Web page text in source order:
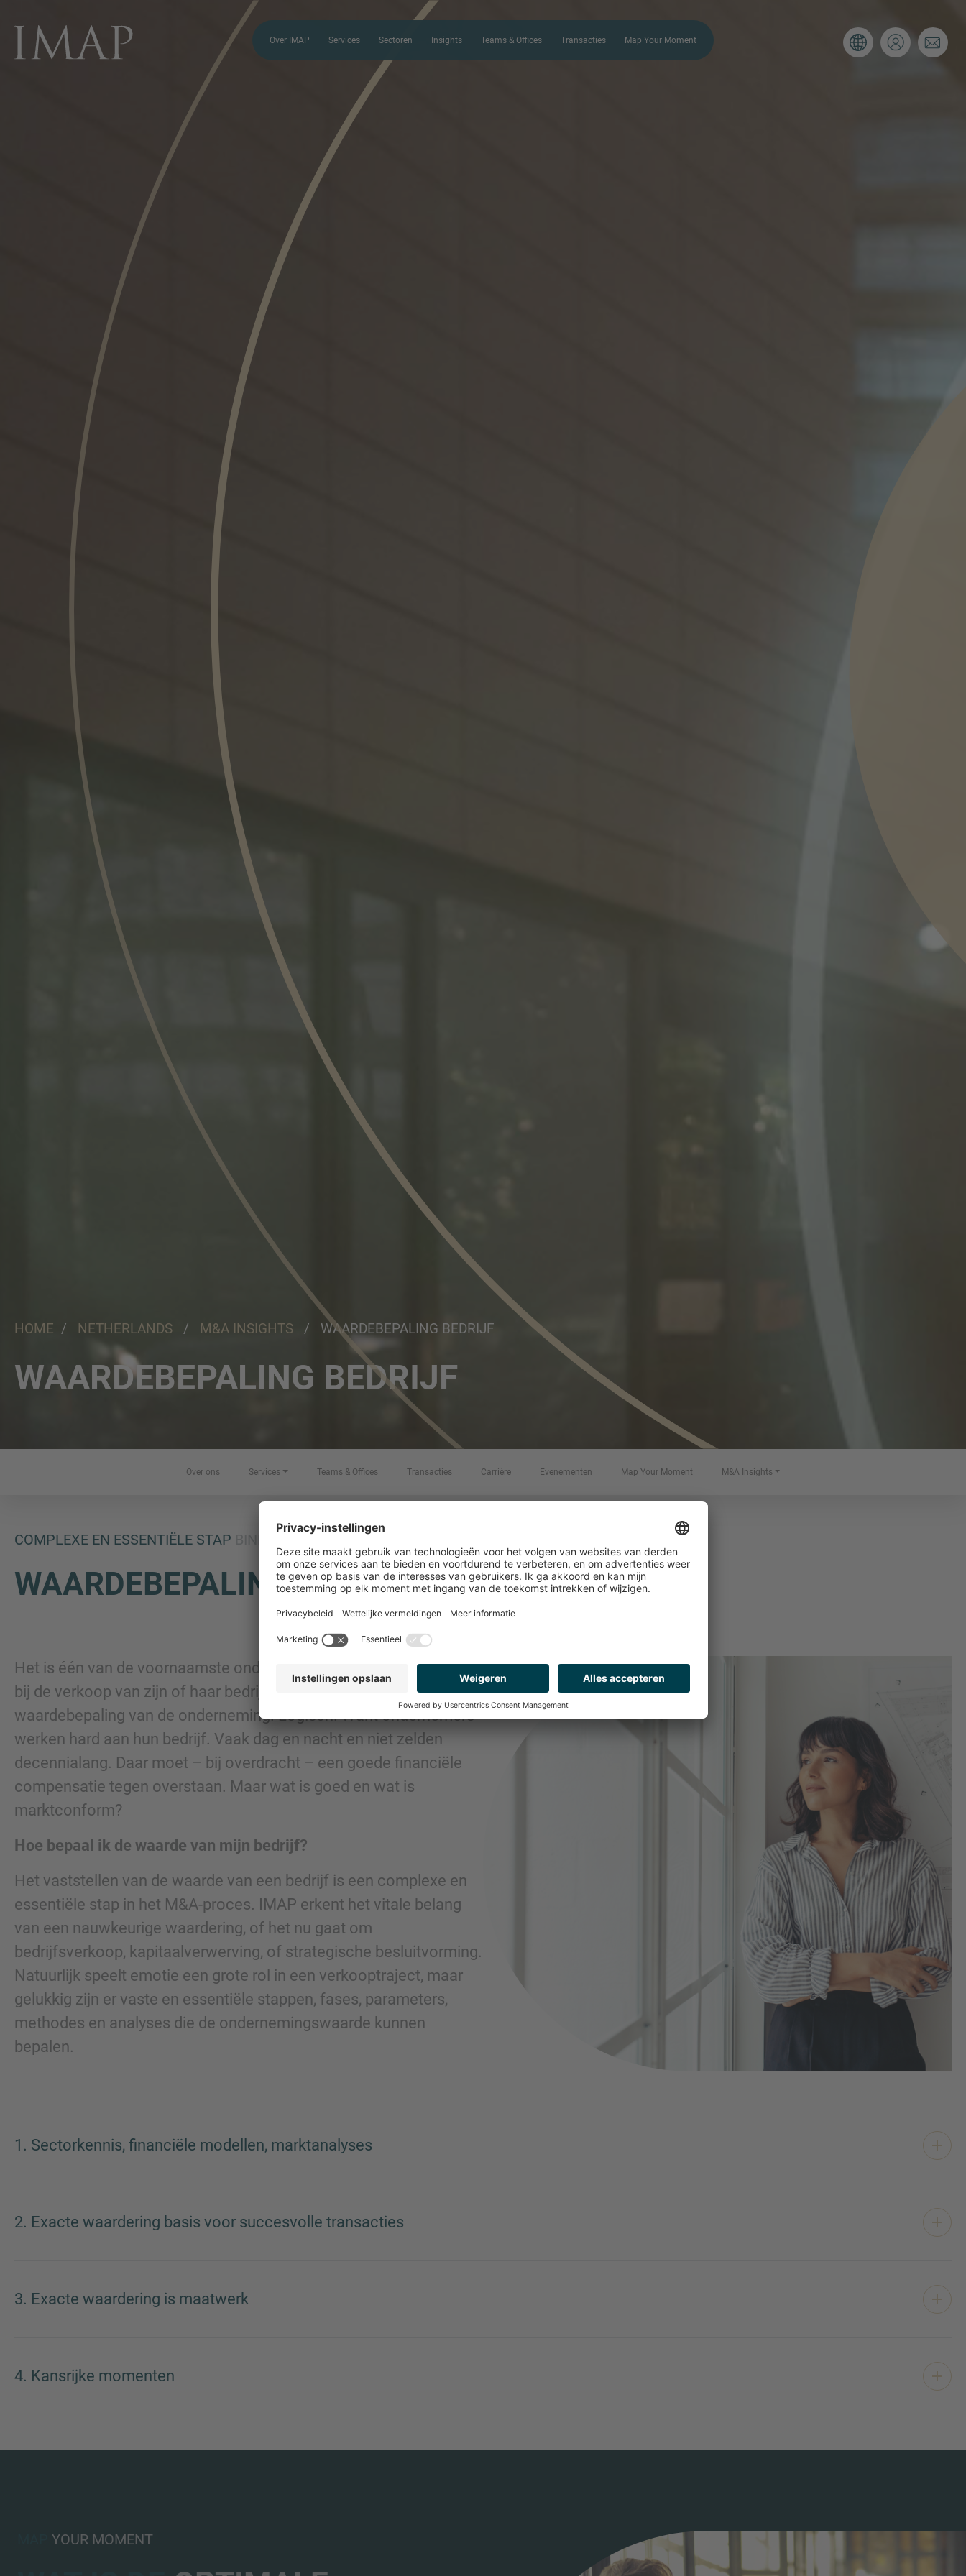
Over IMAP Services Sectoren Insights Teams & Offices Transacties Map Your Moment
HOME / NETHERLANDS / M&A INSIGHTS / WAARDEBEPALING BEDRIJF
WAARDEBEPALING BEDRIJF
Over ons Services Teams & Offices Transacties Carrière Evenementen Map Your Moment M&A Insights
COMPLEXE EN ESSENTIËLE STAP BINNEN HET M&A-PROCES
WAARDEBEPALINGBEDRIJF
Het is één van de voornaamste onderdelen voor een ondernemer
bij de verkoop van zijn of haar bedrijf: de bedrijfswaardering, de
waardebepaling van de onderneming. Logisch. Want ondernemers
werken hard aan hun bedrijf. Vaak dag en nacht en niet zelden
decennialang. Daar moet – bij overdracht – een goede financiële
compensatie tegen overstaan. Maar wat is goed en wat is
marktconform?
Hoe bepaal ik de waarde van mijn bedrijf?
Het vaststellen van de waarde van een bedrijf is een complexe en
essentiële stap in het M&A-proces. IMAP erkent het vitale belang
van een nauwkeurige waardering, of het nu gaat om
bedrijfsverkoop, kapitaalverwerving, of strategische besluitvorming.
Natuurlijk speelt emotie een grote rol in een verkooptraject, maar
gelukkig zijn er vaste en essentiële stappen, fases, parameters,
methodes en analyses die de ondernemingswaarde kunnen
bepalen.
1. Sectorkennis, financiële modellen, marktanalyses
2. Exacte waardering basis voor succesvolle transacties
3. Exacte waardering is maatwerk
4. Kansrijke momenten
YOUR MOMENT
NEEM CONTACT
MET ONS OP